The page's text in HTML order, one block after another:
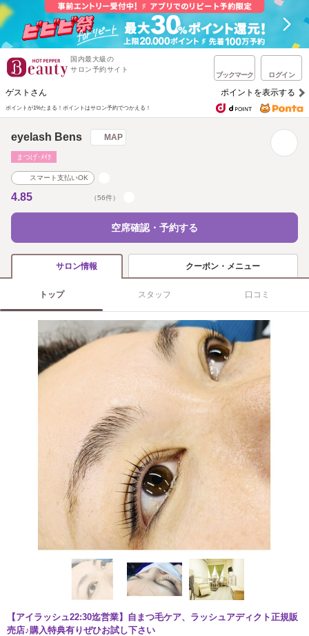
国内最大級の
サロン予約サイト
ブックマーク ログイン
ゲストさん ポイントを表示する
ポイントが1%たまる！ ポイントはサロン予約でつかえる！
eyelash Bens MAP
まつげ･ﾒｲｸ
スマート支払いOK
4.85 （56件）
空席確認・予約する
サロン情報 クーポン・メニュー
トップ スタッフ 口コミ
【アイラッシュ22:30迄営業】自まつ毛ケア、ラッシュアディクト正規販
売店♪購入特典有りぜひお試し下さい